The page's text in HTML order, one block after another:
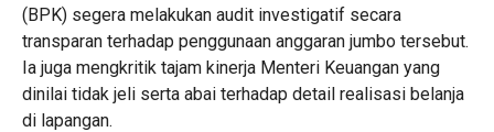
(BPK) segera melakukan audit investigatif secara
transparan terhadap penggunaan anggaran jumbo tersebut.
Ia juga mengkritik tajam kinerja Menteri Keuangan yang
dinilai tidak jeli serta abai terhadap detail realisasi belanja
di lapangan.